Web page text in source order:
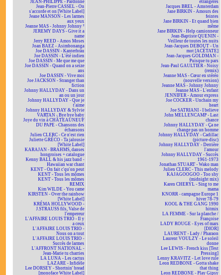
JEAN-PHILIPPE - Pardonne
Jean-Pierre CASSEL - On
s'accorde et on [White Label]
Jeane MANSON - Les larmes
aux yeux
Jeanne MAS - Johnny Johnny ²
JEREMY DAYS - Give it a
name
Jerry REED - Amos Moses
Joan BAEZ - Asimbonanga
Joe DASSIN - Kanterbräu
Joe DASSIN - L'été indien
Joe DASSIN - Me que me que
Joe DASSIN - Quand on a seize
ans
Joe DASSIN - Vive moi
Joe JACKSON - Stranger than
fiction
Johnny HALLYDAY - Dans un
an ou un jour
Johnny HALLYDAY - Que je
t'aime
Johnny HALLYDAY & Sylvie
VARTAN - Bye bye baby
Joye du vin à CHÂTEAUNEUF
DU PAPE - Chansons des
échansons
Julien CLERC - Ce n'est rien
Juliette GRÉCO - Ta jalousie
[White Label]
KARAJAN - BRAHMS, danses
hongroises + catalogue
Kenny BALL & his jazz band -
Hawaiian war chant
KENT - On fait c'qu'on peut
KENT - Tous les mômes
KENT - Tous les mômes
REMIX
Kim WILDE - You came
KIRSTEN - Over the rainbow
[White Label]
KRÉMA HOLLYWOOD -
J.STRAUSS fils, Valse de
l'empereur
L'AFFAIRE LOUIS TRIO - Il y
a ceux
L'AFFAIRE LOUIS TRIO -
Nous on a tout
L'AFFAIRE LOUIS TRIO -
Succès de larmes
L'AFFRONT NATIONAL -
Jean-Marie tu charries
LA LUNA - Les cactus
LAZARE - Infidèle
Lee DORSEY - Shortnin' bread
[monoface White Label]
étrangères
Jacques BREL - Amsterdam
Jane BIRKIN - Amours des
feintes
Jane BIRKIN - Et quand bien
même
Jane BIRKIN - Help camionneur
Jean-Baptiste QUENIN -
Veilleur de toutes les nuits
Jean-Jacques DEBOUT - Un
mot [ACÉTATE]
Jean-Jacques GOLDMAN -
Puisque tu pars
Jean-Paul GAULTIER - Noisy
(remix)
Jeanne MAS - Cœur en stéréo
(nouvelle version)
Jeanne MAS - Johnny Johnny
Jeanne MAS - L'enfant
JENNIFER - Amour express
Joe COCKER - Unchain my
heart
Joe SATRIANI - I believe
John MELLENCAMP - Last
chance
Johnny HALLYDAY - Ça ne
change pas un homme
Johnny HALLYDAY - Cadillac
(picture-disc)
Johnny HALLYDAY - Derrière
l'amour
Johnny HALLYDAY - Succès
1961-1973
Jonathan STUART - Wako man
Julien CLERC - This melody
KAJAGOOGOO - Too shy
(midnight mix)
Karen CHERYL - Sing to me
mama
KNORR - campagne Europe 1
hiver 78-79
KOOL & THE GANG 1990
hitmix
LA FEMME - Sur la planche /
Françoise
LADY ROUGE - Eyes of mars
[DIOR]
LAURENT - Lady / Pharaon
Laurent VOULZY - Le soleil
donne
Lee LEWIS - French kiss [Test
Pressing]
Lenny KRAVITZ - Let love rule
Leon REDBONE - Gotta shake
that thing
Leon REDBONE - Play Gipsy